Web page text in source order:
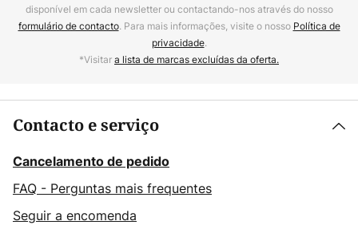
disponível em cada newsletter ou contactando-nos através do nosso
formulário de contacto. Para mais informações, visite o nosso Política de
privacidade.
*Visitara lista de marcas excluídas da oferta.
Contacto e serviço
Cancelamento de pedido
FAQ - Perguntas mais frequentes
Seguir a encomenda